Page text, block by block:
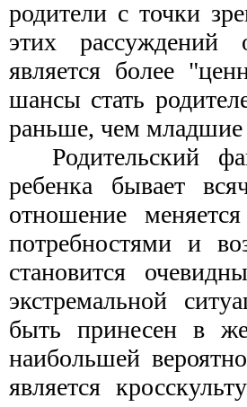
родители с точки
этих рассуждений
является более
шансы стать
раньше, чем младшие
Родительский
ребенка бывает
отношение
потребностями и
становится
экстремальной
быть принесен в
наибольшей
является